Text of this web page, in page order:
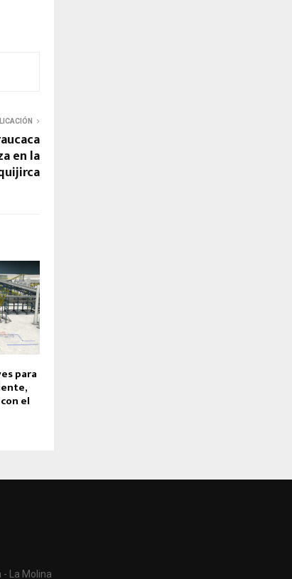
en la
para
el
- La Molina